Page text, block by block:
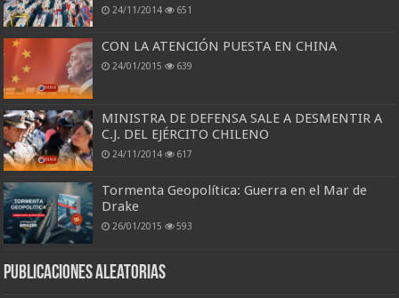
24/11/2014 651
CON LA ATENCIÓN PUESTA EN CHINA
24/01/2015 639
MINISTRA DE DEFENSA SALE A DESMENTIR A
C.J. DEL EJÉRCITO CHILENO
24/11/2014 617
Tormenta Geopolítica: Guerra en el Mar de
Drake
26/01/2015 593
Publicaciones aleatorias